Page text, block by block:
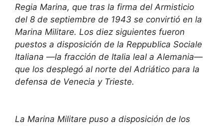
Regia Marina, que tras la firma del Armisticio
del 8 de septiembre de 1943 se convirtió en la
Marina Militare. Los diez siguientes fueron
puestos a disposición de la Reppublica Sociale
Italiana —la fracción de Italia leal a Alemania—
que los desplegó al norte del Adriático para la
defensa de Venecia y Trieste.
La Marina Militare puso a disposición de los